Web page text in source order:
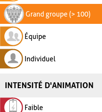
Grand groupe (> 100)
Équipe
Individuel
INTENSITÉ D'ANIMATION
Faible